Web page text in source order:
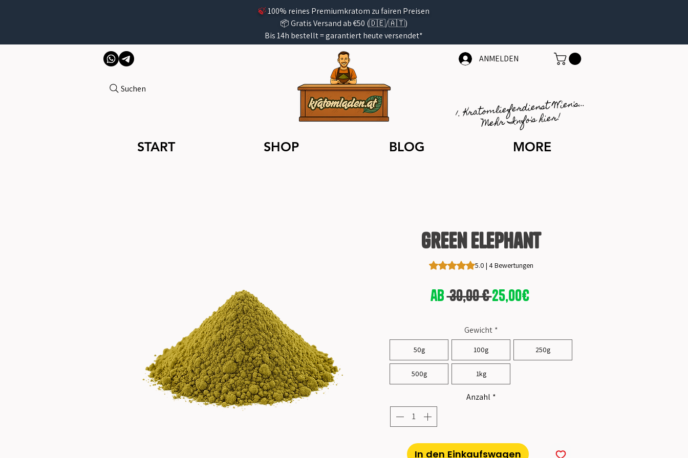
🍃100% reines Premiumkratom zu fairen Preisen
📦 Gratis Versand ab €50 (🇩🇪/🇦🇹)
Bis 14h bestellt =garantiertheute versendet*
Suchen
ANMELDEN
1. Kratomlieferdienst Wien's...
Mehr Info's hier!
START SHOP BLOG MORE
Green Elephant
Das Rating beträgt 5.0 von fünf Sternen, basierend auf 4 Bewertungen.
5.0 | 4 Bewertungen
ab 30,00 € Standardpreis
25,00€Sale-
Gewicht *
50g 100g 250g
500g 1kg
Anzahl *
In den Einkaufswagen